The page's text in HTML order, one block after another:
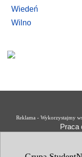
Wiedeń
Wilno
Reklama - Wykorzystajmy
Praca